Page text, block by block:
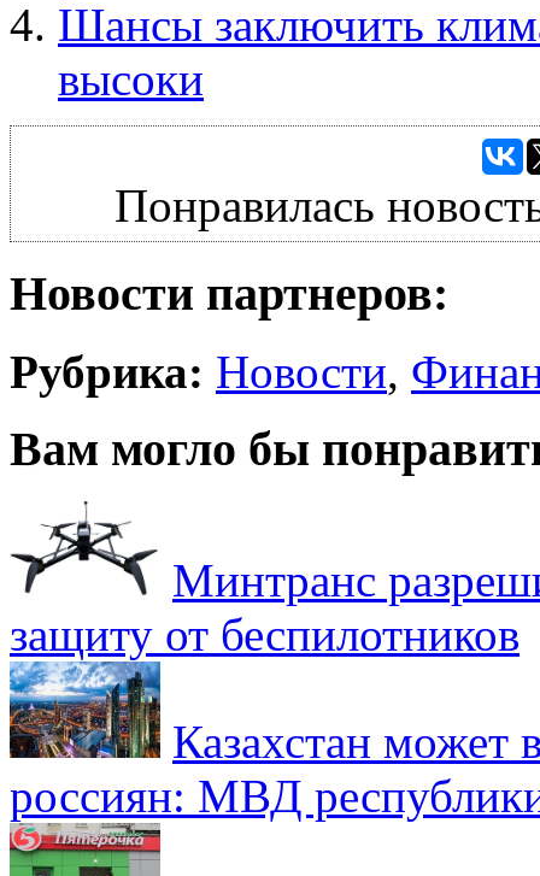
Шансы заключить
высоки
Понравилась
Новости партнеров:
Рубрика: Новости,
Вам могло бы
Минтранс
защиту от беспилотников
Казахстан может
россиян: МВД